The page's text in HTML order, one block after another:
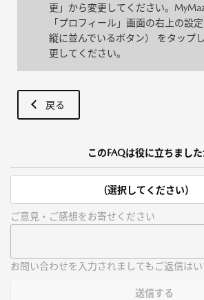
更」から変更してください。
「プロフィール」画面の右上の設
縦に並んでいるボタン） をタップ
更してください。
戻る
このFAQは役に立ちました
(選択してください)
ご意見・ご感想をお寄せください
お問い合わせを入力されましてもご返信は
送信する